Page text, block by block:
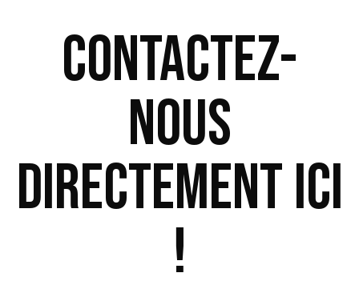
Contactez-
nous
directement ici
!